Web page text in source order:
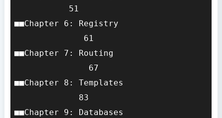
           51
■■Chapter 6: Registry
              61
■■Chapter 7: Routing
               67
■■Chapter 8: Templates
             83
■■Chapter 9: Databases